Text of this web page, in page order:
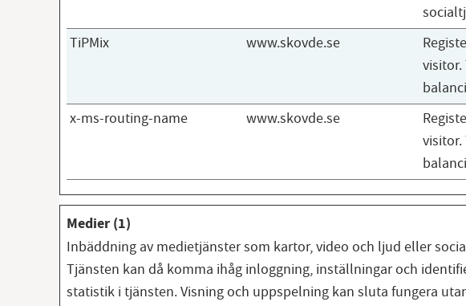
TiPMix
www.skovde.se
x-ms-routing-name www.skovde.se
Medier (1)
Inbäddning av medietjänster som kartor, video och ljud eller
Tjänsten kan då komma ihåg inloggning, inställningar och
statistik i tjänsten. Visning och uppspelning kan sluta fungera